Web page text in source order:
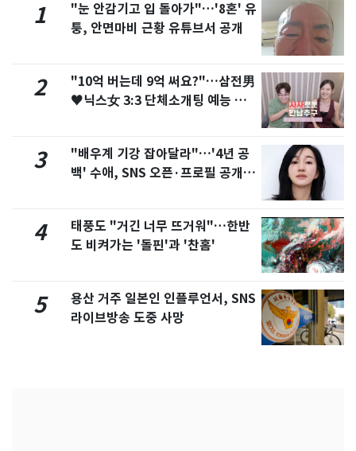
1
"눈 안감기고 입 돌아가"…'8혼' 유
퉁, 안면마비 근황 유튜브서 공개
2
"10억 버는데 9억 써요?"…삼전男
♥닉스女 3:3 단체소개팅 예능 화
3
"배우계 기강 잡아달라"…'4년 공
백' 수애, SNS 오픈·프로필 공개
4
태풍도 "거긴 너무 뜨거워"…한반
도 비켜가는 '돌핀'과 '찬홈'
5
용산 거주 일본인 인플루언서, SNS
라이브방송 도중 사망